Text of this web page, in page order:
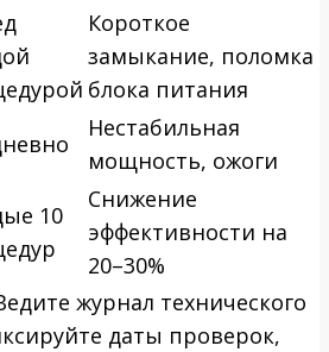
Короткое
замыкание, поломка
блока питания
Нестабильная
мощность, ожоги
10
Снижение
эффективности на
20–30%
журнал технического
даты проверок,